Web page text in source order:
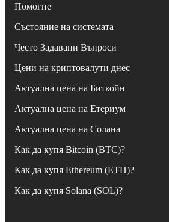
Помогне
Състояние на системата
Често Задавани Въпроси
Цени на криптовалути днес
Актуална цена на Биткойн
Актуална цена на Етериум
Актуална цена на Солана
Как да купя Bitcoin (BTC)?
Как да купя Ethereum (ETH)?
Как да купя Solana (SOL)?